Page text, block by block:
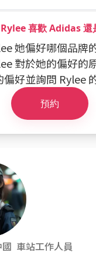
喜歡 Adidas 還
她偏好哪個品牌
對於她的偏好的
偏好並詢問 Rylee
預約
車站工作人員